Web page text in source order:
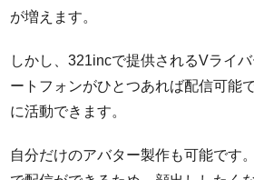
が増えます。
しかし、321incで提供されるVライ
ートフォンがひとつあれば配信可能
に活動できます。
自分だけのアバター製作も可能です